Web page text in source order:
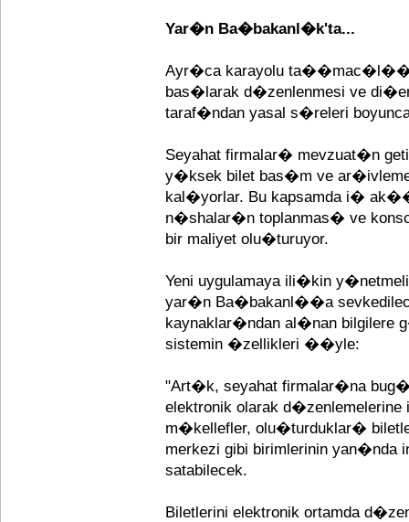
Yar�n Ba�bakanl�k'ta...
Ayr�ca karayolu
bas�larak d�zenlenmesi ve
taraf�ndan yasal s�releri
Seyahat firmalar� mevzuat�n
y�ksek bilet bas�m ve ar�ivleme
kal�yorlar. Bu kapsamda i�
n�shalar�n toplanmas� ve
bir maliyet olu�turuyor.
Yeni uygulamaya ili�kin
yar�n Ba�bakanl��a
kaynaklar�ndan al�nan bilgilere
sistemin �zellikleri ��yle:
"Art�k, seyahat firmalar�na
elektronik olarak d�zenlemelerine
m�kellefler, olu�turduklar�
merkezi gibi birimlerinin
satabilecek.
Biletlerini elektronik ortamda